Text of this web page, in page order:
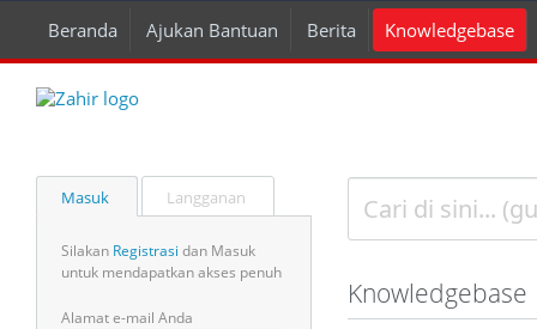
Beranda Ajukan Bantuan Berita Knowledgebase
Masuk Langganan
Silakan Registrasi dan Masuk
untuk mendapatkan akses penuh
Alamat e-mail Anda
Knowledgebase